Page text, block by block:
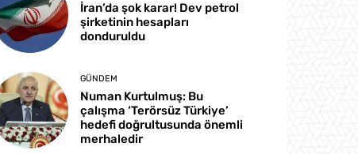
İran’da şok karar! Dev petrol
şirketinin hesapları
donduruldu
GÜNDEM
Numan Kurtulmuş: Bu
çalışma ‘Terörsüz Türkiye’
hedefi doğrultusunda önemli
merhaledir